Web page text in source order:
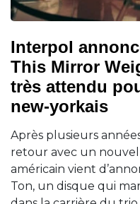
Interpol
This Mirror
très attendu
new-yorkais
Après plusieurs
retour avec un
américain vient
Ton, un disque qui